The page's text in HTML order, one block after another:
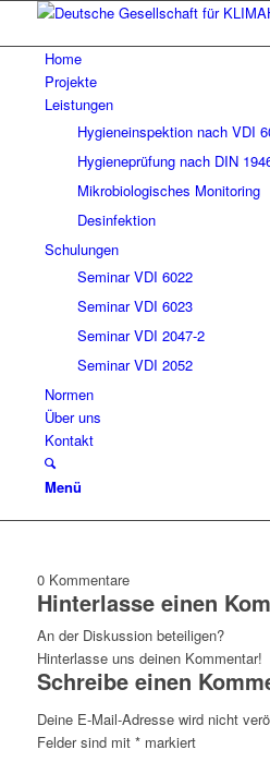
Home
Projekte
Leistungen
Hygieneinspektion nach VDI
Hygieneprüfung nach DIN
Mikrobiologisches Monitoring
Desinfektion
Schulungen
Seminar VDI 6022
Seminar VDI 6023
Seminar VDI 2047-2
Seminar VDI 2052
Normen
Über uns
Kontakt
Menü
0 Kommentare
Hinterlasse einen
An der Diskussion beteiligen?
Hinterlasse uns deinen Kommentar!
Schreibe einen
Deine E-Mail-Adresse wird nicht
Felder sind mit *markiert